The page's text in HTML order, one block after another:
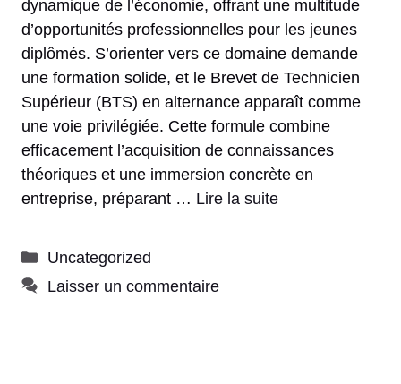
dynamique de l’économie, offrant une multitude
d’opportunités professionnelles pour les jeunes
diplômés. S’orienter vers ce domaine demande
une formation solide, et le Brevet de Technicien
Supérieur (BTS) en alternance apparaît comme
une voie privilégiée. Cette formule combine
efficacement l’acquisition de connaissances
théoriques et une immersion concrète en
entreprise, préparant … Lire la suite
Catégories
Uncategorized
Laisser un commentaire